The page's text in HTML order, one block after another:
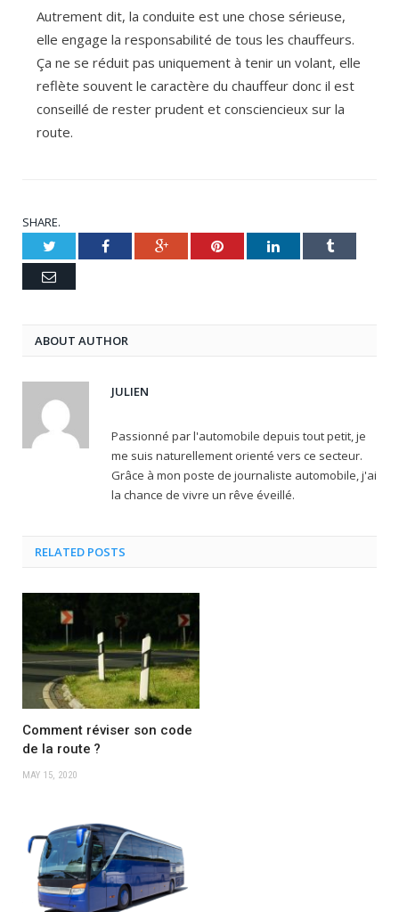
Autrement dit, la conduite est une chose sérieuse,
elle engage la responsabilité de tous les chauffeurs.
Ça ne se réduit pas uniquement à tenir un volant, elle
reflète souvent le caractère du chauffeur donc il est
conseillé de rester prudent et consciencieux sur la
route.
SHARE.
Twitter Facebook Google+ Pinterest LinkedIn Tumblr
Email
ABOUT AUTHOR
JULIEN
Passionné par l'automobile depuis tout petit, je
me suis naturellement orienté vers ce secteur.
Grâce à mon poste de journaliste automobile, j'ai
la chance de vivre un rêve éveillé.
RELATED POSTS
Comment réviser son code
de la route ?
MAY 15, 2020